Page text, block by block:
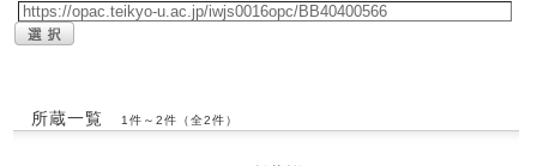
所蔵一覧 1件～2件（全2件）